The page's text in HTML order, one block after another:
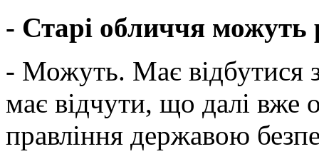
- Старі обличчя можуть
- Можуть. Має відбутися
має відчути, що далі вже
правління державою